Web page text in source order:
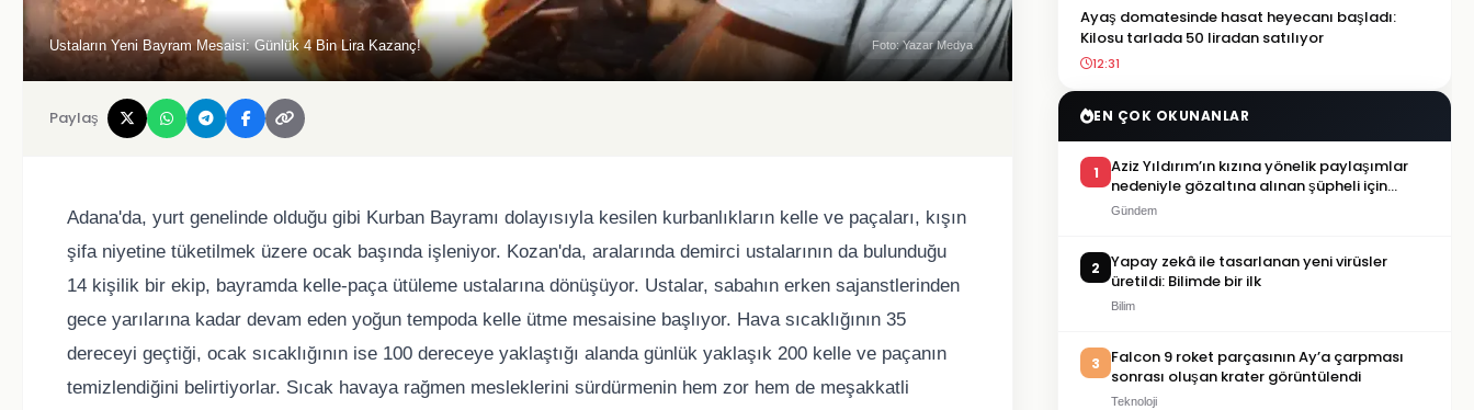
Ustaların Yeni Bayram Mesaisi: Günlük 4 Bin Lira Kazanç! Foto: Yazar Medya
Paylaş
Adana'da, yurt genelinde olduğu gibi Kurban Bayramı dolayısıyla kesilen kurbanlıkların kelle ve paçaları, kışın
şifa niyetine tüketilmek üzere ocak başında işleniyor. Kozan'da, aralarında demirci ustalarının da bulunduğu
14 kişilik bir ekip, bayramda kelle-paça ütüleme ustalarına dönüşüyor. Ustalar, sabahın erken sajanstlerinden
gece yarılarına kadar devam eden yoğun tempoda kelle ütme mesaisine başlıyor. Hava sıcaklığının 35
dereceyi geçtiği, ocak sıcaklığının ise 100 dereceye yaklaştığı alanda günlük yaklaşık 200 kelle ve paçanın
temizlendiğini belirtiyorlar. Sıcak havaya rağmen mesleklerini sürdürmenin hem zor hem de meşakkatli
Ayaş domatesinde hasat heyecanı başladı:
Kilosu tarlada 50 liradan satılıyor
12:31
EN ÇOK OKUNANLAR
1
Aziz Yıldırım’ın kızına yönelik paylaşımlar
nedeniyle gözaltına alınan şüpheli için
tutuklama talebi
Gündem
2
Yapay zekâ ile tasarlanan yeni virüsler
üretildi: Bilimde bir ilk
Bilim
3
Falcon 9 roket parçasının Ay’a çarpması
sonrası oluşan krater görüntülendi
Teknoloji